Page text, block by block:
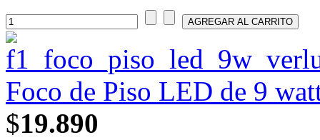
Foco de Piso LED de 9
$19.890